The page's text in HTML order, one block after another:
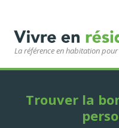
La référence en habitation
Trouver la